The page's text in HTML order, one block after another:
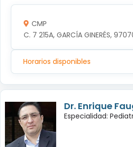
CMP
C. 7 215A, GARCÍA GINERÉS,
Horarios disponibles
Dr. Enrique
Especialidad: